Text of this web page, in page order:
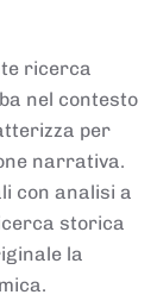
ricerca
nel contesto
per
narrativa.
con analisi a
storica
la